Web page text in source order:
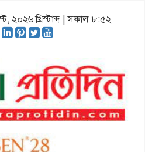
২০২৬ খ্রিস্টাব্দ | সকাল ৮:৫২